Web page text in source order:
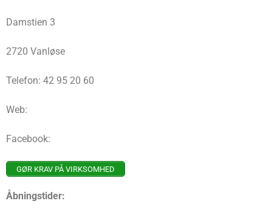
Damstien 3
2720 Vanløse
Telefon: 42 95 20 60
Web:
Facebook:
GØR KRAV PÅ VIRKSOMHED
Åbningstider: